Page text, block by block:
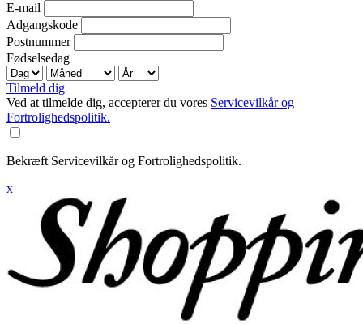
E-mail
Adgangskode
Postnummer
Fødselsedag
Tilmeld dig
Ved at tilmelde dig, accepterer du vores Servicevilkår og
Fortrolighedspolitik.
Bekræft Servicevilkår og Fortrolighedspolitik.
x